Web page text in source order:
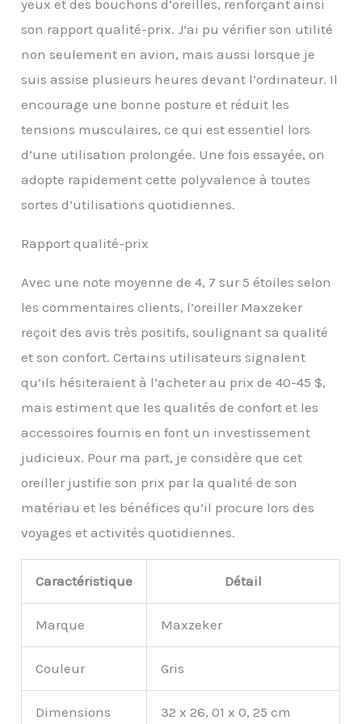
aventure. Mousse à
mémoire de forme de
Velcro 2024 amélioré
pour s'adapter à tous les
confort supérieur avec
l'oreiller de nuque en
forme Maxzeker qui
utilise la technologie
Conçu pour durer des
années, il dispose
amélioré, permettant un
ajustement facile pour
petits et grands cous,
offrant un ajustement
à d'autres produits.
Design léger et compact
: ne pesant que 127,6 g, le
coussin de vol Maxzeker
est parfait pour les
voyageurs modernes. Il
pour tenir dans votre
bagage à main ou se fixe
l'espace et facilitant les
voyages Arrivée
rafraîchie : maximisez
l'oreiller d'avion
yeux et des bouchons d’oreilles, renforçant ainsi
son rapport qualité-prix. J’ai pu vérifier son utilité
non seulement en avion, mais aussi lorsque je
suis assise plusieurs heures devant l’ordinateur. Il
encourage une bonne posture et réduit les
tensions musculaires, ce qui est essentiel lors
d’une utilisation prolongée. Une fois essayée, on
adopte rapidement cette polyvalence à toutes
sortes d’utilisations quotidiennes.
Rapport qualité-prix
Avec une note moyenne de 4, 7 sur 5 étoiles selon
les commentaires clients, l’oreiller Maxzeker
reçoit des avis très positifs, soulignant sa qualité
et son confort. Certains utilisateurs signalent
qu’ils hésiteraient à l’acheter au prix de 40-45 $,
mais estiment que les qualités de confort et les
accessoires fournis en font un investissement
judicieux. Pour ma part, je considère que cet
oreiller justifie son prix par la qualité de son
matériau et les bénéfices qu’il procure lors des
voyages et activités quotidiennes.
Caractéristique Détail
Marque Maxzeker
Couleur Gris
Dimensions 32 x 26, 01 x 0, 25 cm